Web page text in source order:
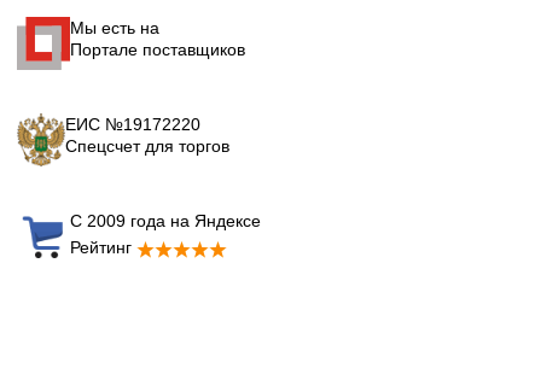
Мы есть на
Портале поставщиков
ЕИС №19172220
Спецсчет для торгов
С 2009 года на Яндексе
Рейтинг